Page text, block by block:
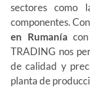
sectores como
componentes.
en Rumanía
TRADING nos
de calidad y
planta de